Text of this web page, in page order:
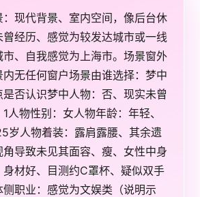
现代背景、室内空间，像后台休
经历、感觉为较发达城市或一线
、自我感觉为上海市。场景窗外
无任何窗户场景由谁选择：梦中
否认识梦中人物：否、现实未曾
人物性别：女人物年龄：年轻、
岁人物着装：露肩露腰、其余遗
导致未见其面容、瘦、女性中身
身材好、目测约C罩杯、疑似双手
职业：感觉为文娱类（说明示